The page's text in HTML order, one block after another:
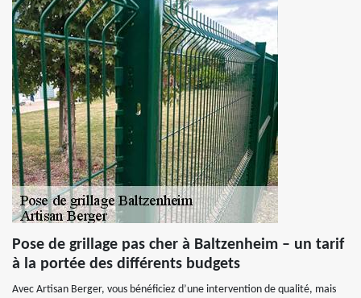
Pose de grillage pas cher à Baltzenheim – un tarif
à la portée des différents budgets
Avec Artisan Berger, vous bénéficiez d’une intervention de qualité, mais